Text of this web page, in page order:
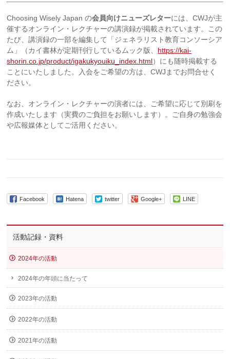
Choosing Wisely Japan の会員向けニューズレターには、CWJが主
催するオンライン・レクチャーの講演録が掲載されています。この
たび、講演録の一部を編集して「ジェネラリスト教育コンソーシア
ム」（カイ書林が定期刊行しているムック版、 https://kai-
shorin.co.jp/product/igakukyouiku_index.html）にも随時掲載する
ことにいたしました。入会をご希望の方は、CWJまでお問合せく
ださい。
なお、オンライン・レクチャーの演者には、ご希望に応じて別刷を
作成いたします（実費のご負担をお願いします）。ご自身の勉強会
や広報媒体としてご活用ください。
Facebook Hatena twitter Google+ LINE
活動記録・資料
2024年の活動
2024年の年頭に当たって
2023年の活動
2022年の活動
2021年の活動